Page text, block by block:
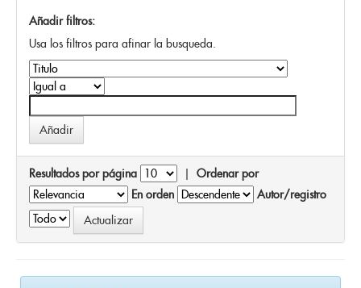
Añadir filtros:
Usa los filtros para afinar la busqueda.
Resultados por página | Ordenar por
En orden
Autor/registro